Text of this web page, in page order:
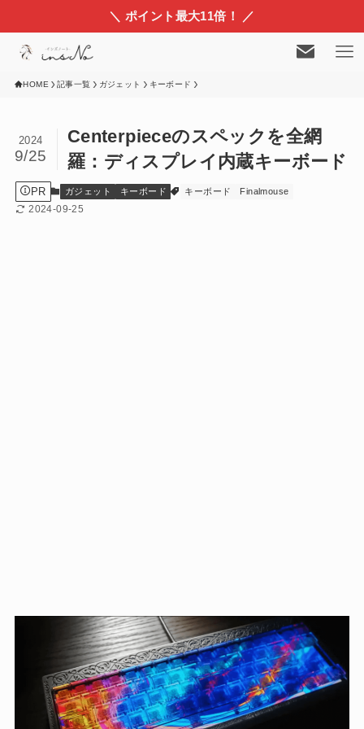
＼ ポイント最大11倍！ ／
HOME 記事一覧 ガジェット キーボード
Centerpieceのスペックを全網
羅：ディスプレイ内蔵キーボード
2024
9/25
PR ガジェット キーボード キーボード Finalmouse
2024-09-25